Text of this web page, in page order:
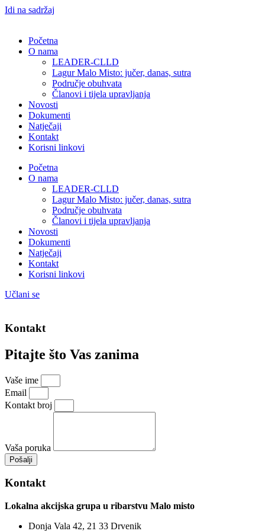
Idi na sadržaj
Početna
O nama
LEADER-CLLD
Lagur Malo Misto: jučer, danas, sutra
Područje obuhvata​
Članovi i tijela upravljanja​
Novosti
Dokumenti
Natječaji
Kontakt
Korisni linkovi
Početna
O nama
LEADER-CLLD
Lagur Malo Misto: jučer, danas, sutra
Područje obuhvata​
Članovi i tijela upravljanja​
Novosti
Dokumenti
Natječaji
Kontakt
Korisni linkovi
Učlani se
Kontakt
Pitajte što Vas zanima
Vaše ime
Email
Kontakt broj
Vaša poruka
Pošalji
Kontakt
Lokalna akcijska grupa u ribarstvu Malo misto
Donja Vala 42, 21 33 Drvenik